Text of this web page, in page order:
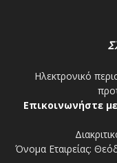
Ηλεκτρονικό
Επικοινωνήστε
Όνομα Εταιρείας: